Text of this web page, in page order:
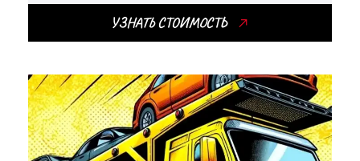
УЗНАТЬ СТОИМОСТЬ